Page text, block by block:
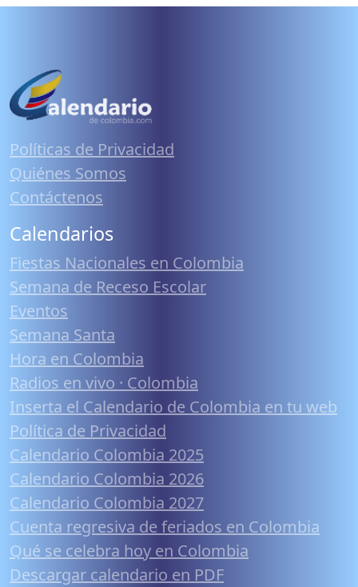
Políticas de Privacidad
Quiénes Somos
Contáctenos
Calendarios
Fiestas Nacionales en Colombia
Semana de Receso Escolar
Eventos
Semana Santa
Hora en Colombia
Radios en vivo · Colombia
Inserta el Calendario de Colombia en tu web
Política de Privacidad
Calendario Colombia 2025
Calendario Colombia 2026
Calendario Colombia 2027
Cuenta regresiva de feriados en Colombia
Qué se celebra hoy en Colombia
Descargar calendario en PDF